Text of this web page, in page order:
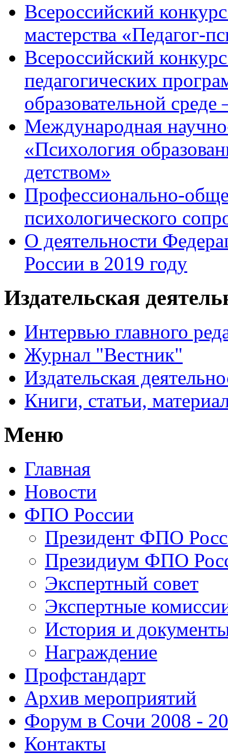
Всероссийский
мастерства «Педагог-
Всероссийский
педагогических
образовательной
Международная
«Психология
детством»
Профессионально-
психологического
О деятельности
России в 2019 году
Издательская
Интервью главного
Журнал "Вестник"
Издательская
Книги, статьи,
Меню
Главная
Новости
ФПО России
Президент ФПО
Президиум ФПО
Экспертный совет
Экспертные
История и
Награждение
Профстандарт
Архив мероприятий
Форум в Сочи 2008 -
Контакты